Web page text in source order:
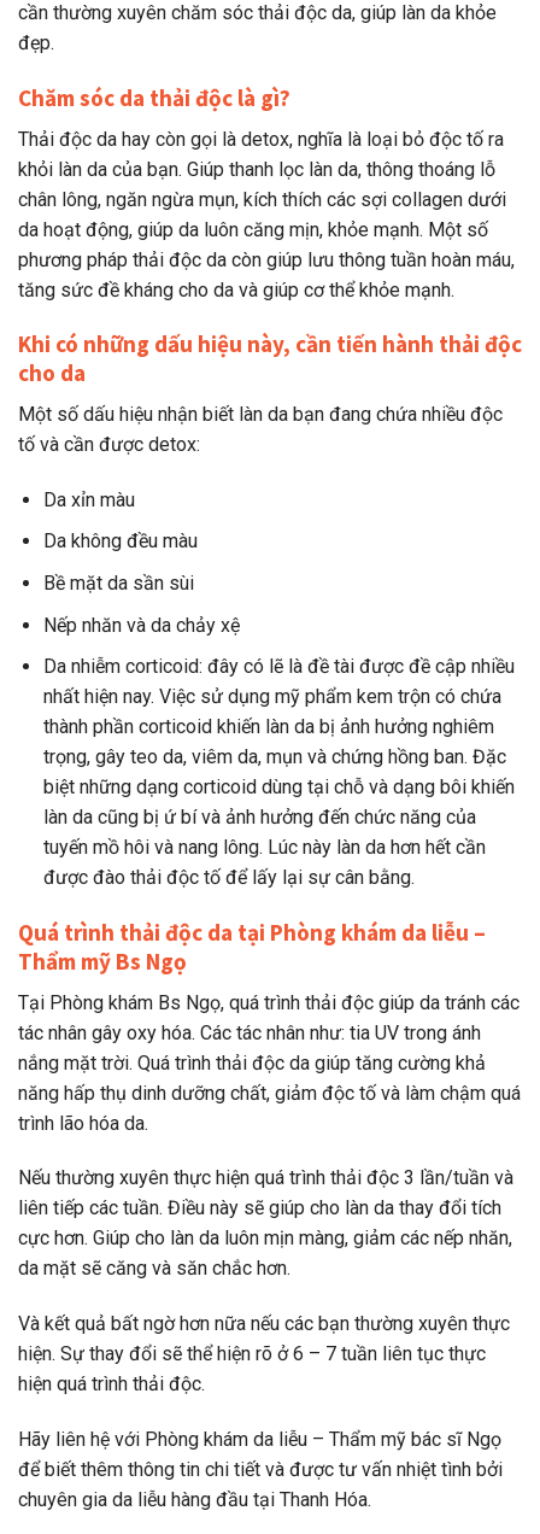
cần thường xuyên chăm sóc thải độc da, giúp làn da khỏe
đẹp.
Chăm sóc da thải độc là gì?
Thải độc da hay còn gọi là detox, nghĩa là loại bỏ độc tố ra
khỏi làn da của bạn. Giúp thanh lọc làn da, thông thoáng lỗ
chân lông, ngăn ngừa mụn, kích thích các sợi collagen dưới
da hoạt động, giúp da luôn căng mịn, khỏe mạnh. Một số
phương pháp thải độc da còn giúp lưu thông tuần hoàn máu,
tăng sức đề kháng cho da và giúp cơ thể khỏe mạnh.
Khi có những dấu hiệu này, cần tiến hành thải độc
cho da
Một số dấu hiệu nhận biết làn da bạn đang chứa nhiều độc
tố và cần được detox:
Da xỉn màu
Da không đều màu
Bề mặt da sần sùi
Nếp nhăn và da chảy xệ
Da nhiễm corticoid: đây có lẽ là đề tài được đề cập nhiều
nhất hiện nay. Việc sử dụng mỹ phẩm kem trộn có chứa
thành phần corticoid khiến làn da bị ảnh hưởng nghiêm
trọng, gây teo da, viêm da, mụn và chứng hồng ban. Đặc
biệt những dạng corticoid dùng tại chỗ và dạng bôi khiến
làn da cũng bị ứ bí và ảnh hưởng đến chức năng của
tuyến mồ hôi và nang lông. Lúc này làn da hơn hết cần
được đào thải độc tố để lấy lại sự cân bằng.
Quá trình thải độc da tại Phòng khám da liễu –
Thẩm mỹ Bs Ngọ
Tại Phòng khám Bs Ngọ, quá trình thải độc giúp da tránh các
tác nhân gây oxy hóa. Các tác nhân như: tia UV trong ánh
nắng mặt trời. Quá trình thải độc da giúp tăng cường khả
năng hấp thụ dinh dưỡng chất, giảm độc tố và làm chậm quá
trình lão hóa da.
Nếu thường xuyên thực hiện quá trình thải độc 3 lần/tuần và
liên tiếp các tuần. Điều này sẽ giúp cho làn da thay đổi tích
cực hơn. Giúp cho làn da luôn mịn màng, giảm các nếp nhăn,
da mặt sẽ căng và săn chắc hơn.
Và kết quả bất ngờ hơn nữa nếu các bạn thường xuyên thực
hiện. Sự thay đổi sẽ thể hiện rõ ở 6 – 7 tuần liên tục thực
hiện quá trình thải độc.
Hãy liên hệ với Phòng khám da liễu – Thẩm mỹ bác sĩ Ngọ
để biết thêm thông tin chi tiết và được tư vấn nhiệt tình bởi
chuyên gia da liễu hàng đầu tại Thanh Hóa.